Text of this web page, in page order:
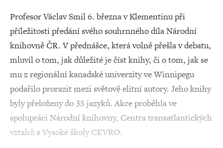
Profesor Václav Smil 6. března v Klementinu při
příležitosti předání svého souhrnného díla Národní
knihovně ČR. V přednášce, která volně přešla v debatu,
mluvil o tom, jak důležité je číst knihy, či o tom, jak se
mu z regionální kanadské univerzity ve Winnipegu
podařilo prorazit mezi světově elitní autory. Jeho knihy
byly přeloženy do 35 jazyků. Akce proběhla ve
spolupráci Národní knihovny, Centra transatlantických
vztahů a Vysoké školy CEVRO.